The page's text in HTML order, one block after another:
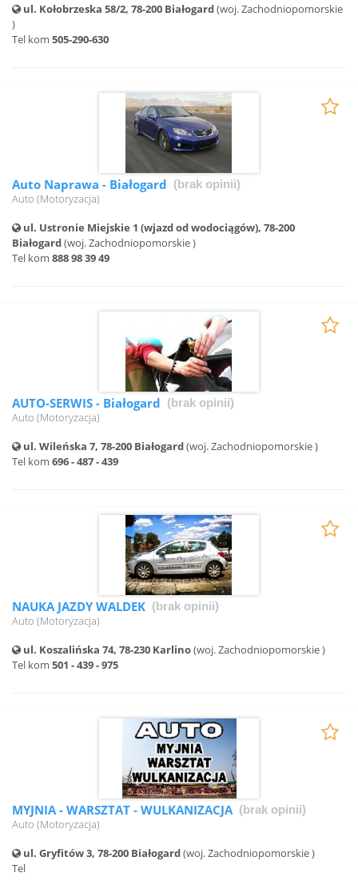
ul. Kołobrzeska 58/2, 78-200 Białogard(woj. Zachodniopomorskie
)
Tel kom 505-290-630
Auto Naprawa - Białogard (brak opinii)
Auto (Motoryzacja)
ul. Ustronie Miejskie 1 (wjazd od wodociągów), 78-200
Białogard(woj. Zachodniopomorskie )
Tel kom 888 98 39 49
AUTO-SERWIS - Białogard (brak opinii)
Auto (Motoryzacja)
ul. Wileńska 7, 78-200 Białogard(woj. Zachodniopomorskie )
Tel kom 696 - 487 - 439
NAUKA JAZDY WALDEK (brak opinii)
Auto (Motoryzacja)
ul. Koszalińska 74, 78-230 Karlino(woj. Zachodniopomorskie )
Tel kom 501 - 439 - 975
MYJNIA - WARSZTAT - WULKANIZACJA (brak opinii)
Auto (Motoryzacja)
ul. Gryfitów 3, 78-200 Białogard(woj. Zachodniopomorskie )
Tel